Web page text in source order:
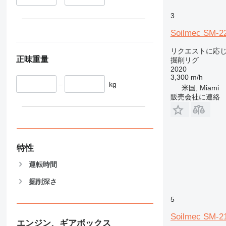
正味重量
– kg
特性
運転時間
掘削深さ
エンジン、ギアボックス
3
Soilmec SM-
リクエストに応
掘削リグ
2020
3,300 m/h
米国, Miami
販売会社に連絡
5
Soilmec SM-